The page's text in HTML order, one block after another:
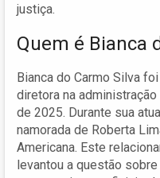
justiça.
Quem é Bianca
Bianca do Carmo Silva
diretora na
de 2025. Durante sua
namorada de Roberta
Americana. Este
levantou a questão